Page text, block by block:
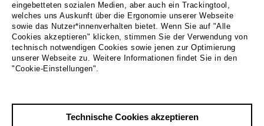
Übersicht
eingebetteten sozialen Medien, aber auch ein Trackingtool,
welches uns Auskunft über die Ergonomie unserer Webseite
sowie das Nutzer*innenverhalten bietet. Wenn Sie auf "Alle
Cookies akzeptieren" klicken, stimmen Sie der Verwendung von
technisch notwendigen Cookies sowie jenen zur Optimierung
unserer Webseite zu. Weitere Informationen findet Sie in den
"Cookie-Einstellungen".
Technische Cookies akzeptieren